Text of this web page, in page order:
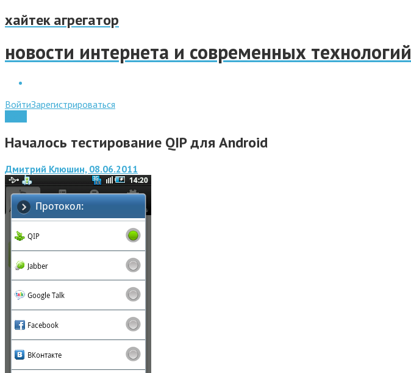
хайтек агрегатор
новости интернета и современных технологий
ВойтиЗарегистрироваться
Началось тестирование QIP для Android
Дмитрий Клюшин, 08.06.2011